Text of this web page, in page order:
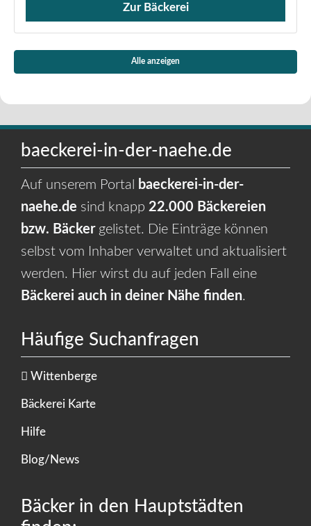
Verkauf von Brötchen,
Zur Bäckerei
Alle anzeigen
baeckerei-in-der-naehe.de
Auf unserem Portal
baeckerei-in-der-
naehe.de sind knapp 22.000 Bäckereien
bzw. Bäckergelistet. Die Einträge können
selbst vom Inhaber verwaltet und aktualisiert
werden. Hier wirst du auf jeden Fall eine
Bäckerei auch in deiner Nähe finden.
Häufige Suchanfragen
Wittenberge
Bäckerei Karte
Hilfe
Blog/News
Bäcker in den Hauptstädten